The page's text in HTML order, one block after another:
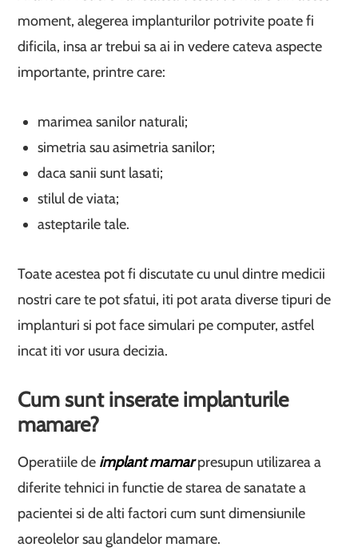
moment, alegerea implanturilor potrivite poate fi
dificila, insa ar trebui sa ai in vedere cateva aspecte
importante, printre care:
marimea sanilor naturali;
simetria sau asimetria sanilor;
daca sanii sunt lasati;
stilul de viata;
asteptarile tale.
Toate acestea pot fi discutate cu unul dintre medicii
nostri care te pot sfatui, iti pot arata diverse tipuri de
implanturi si pot face simulari pe computer, astfel
incat iti vor usura decizia.
Cum sunt inserate implanturile
mamare?
Operatiile de implant mamarpresupun utilizarea a
diferite tehnici in functie de starea de sanatate a
pacientei si de alti factori cum sunt dimensiunile
aoreolelor sau glandelor mamare.